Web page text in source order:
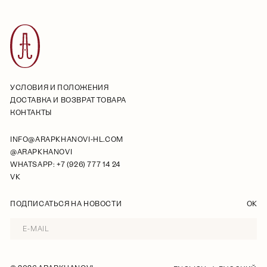
УСЛОВИЯ И ПОЛОЖЕНИЯ
ДОСТАВКА И ВОЗВРАТ ТОВАРА
КОНТАКТЫ
INFO@ARAPKHANOVI-HL.COM
@ARAPKHANOVI
WHATSAPP: +7 (926) 777 14 24
VK
ПОДПИСАТЬСЯ НА НОВОСТИ OK